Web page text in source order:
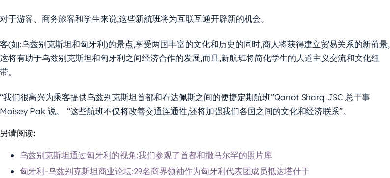
对于游客、商务旅客和学生来说,这些新航班将为互联互通开辟新的机会。
客(如:乌兹别克斯坦和匈牙利)的景点,享受两国丰富的文化和历史的同时,商人将获得建立贸易关系的新前景,
这将有助于乌兹别克斯坦和匈牙利之间经济合作的发展,而且,新航班将简化学生的人道主义交流和文化纽
带。
“我们很高兴为乘客提供乌兹别克斯坦首都和布达佩斯之间的便捷定期航班”Qanot Sharq JSC 总干事
Moisey Pak 说。 “这些航班不仅将改善交通连通性,还将加强我们各国之间的文化和经济联系”。
另请阅读:
乌兹别克斯坦通过匈牙利的视角:我们参观了首都和撒马尔罕的照片库
匈牙利-乌兹别克斯坦商业论坛:29名商界领袖作为匈牙利代表团成员抵达塔什干